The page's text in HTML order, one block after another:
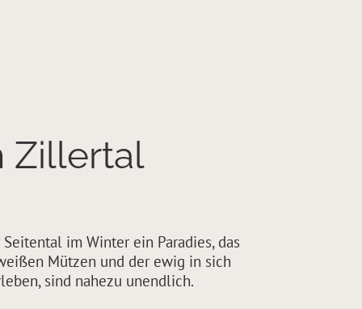
Zillertal
im Winter ein Paradies, das
Mützen und der ewig in sich
sind nahezu unendlich.